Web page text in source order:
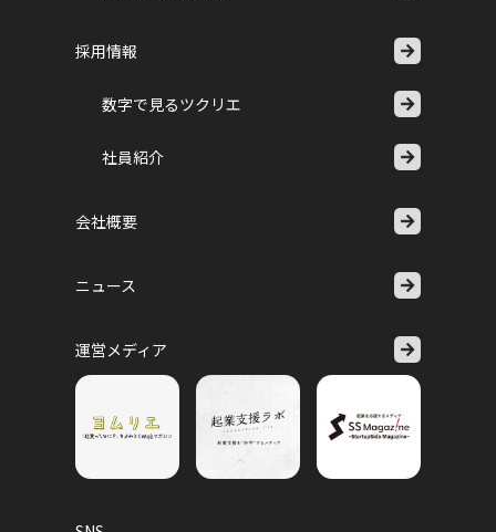
採用情報
数字で見るツクリエ
社員紹介
会社概要
ニュース
運営メディア